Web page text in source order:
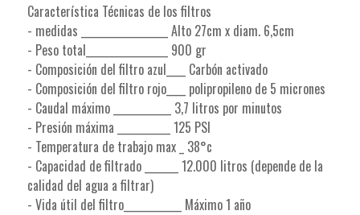
Característica Técnicas de los filtros
- medidas __________________ Alto 27cm x diam. 6,5cm
- Peso total_________________ 900 gr
- Composición del filtro azul____ Carbón activado
- Composición del filtro rojo____ polipropileno de 5 micrones
- Caudal máximo ____________ 3,7 litros por minutos
- Presión máxima ___________ 125 PSI
- Temperatura de trabajo max _ 38°c
- Capacidad de filtrado _______ 12.000 litros (depende de la
calidad del agua a filtrar)
- Vida útil del filtro____________ Máximo 1 año